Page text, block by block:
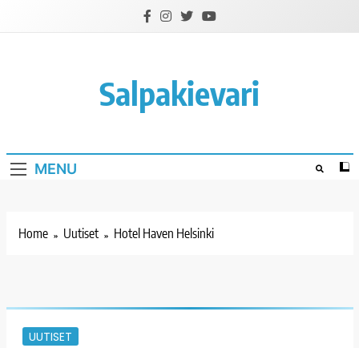
Salpakievari
MENU
Home Uutiset Hotel Haven Helsinki
UUTISET